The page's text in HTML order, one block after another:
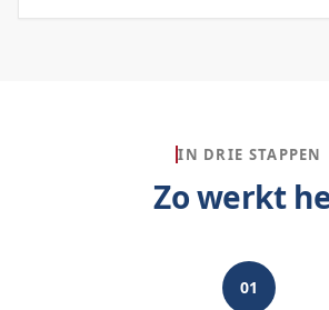
IN DRIE STAPPEN
Zo werkt
01